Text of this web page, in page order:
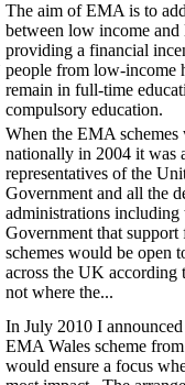
The aim of EMA is to
between low income
providing a financial
people from low-income
remain in full-time
compulsory education.
When the EMA schemes
nationally in 2004 it was
representatives of the
Government and all the
administrations including
Government that
schemes would be open
across the UK according
not where the...
In July 2010 I
EMA Wales scheme
would ensure a focus